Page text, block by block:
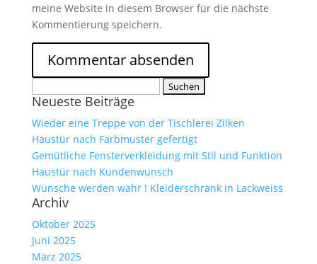
meine Website in diesem Browser für die nächste
Kommentierung speichern.
nach:
Neueste Beiträge
Wieder eine Treppe von der Tischlerei Zilken
Haustür nach Farbmuster gefertigt
Gemütliche Fensterverkleidung mit Stil und Funktion
Haustür nach Kundenwunsch
Wünsche werden wahr ! Kleiderschrank in Lackweiss
Archiv
Oktober 2025
Juni 2025
März 2025